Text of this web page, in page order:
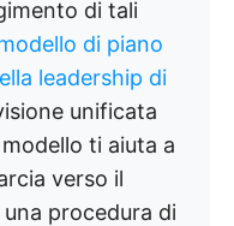
di tali
di piano
leadership di
unificata
ti aiuta a
verso il
procedura di